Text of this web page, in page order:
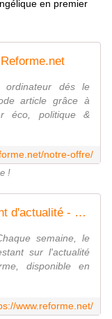
en premier
ordinateur dés le
article grâce à
éco, politique &
notre-offre/
!
Réforme, l'hebdomadaire protestant d'actualité - Reforme.net
semaine, le
sur l'actualité
disponible en
www.reforme.net/